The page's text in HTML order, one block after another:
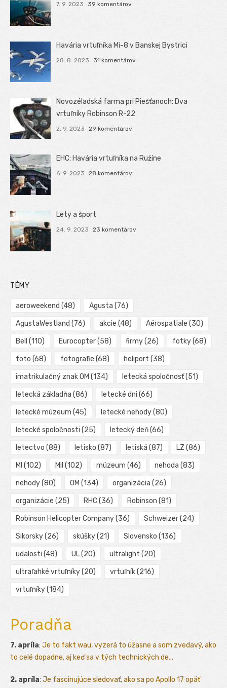
7. 9. 2023 39 komentárov
Havária vrtuľníka Mi-8 v Banskej Bystrici
28. 8. 2023 31 komentárov
Novozéladská farma pri Piešťanoch: Dva
vrtuľníky Robinson R-22
2. 9. 2023 29 komentárov
EHC: Havária vrtuľníka na Ružíne
6. 9. 2023 28 komentárov
Lety a šport
24. 9. 2023 23 komentárov
TÉMY
aeroweekend (48) Agusta (76)
AgustaWestland (76) akcie (48) Aérospatiale (30)
Bell (110) Eurocopter(58) firmy(26) fotky(68)
foto (68) fotografie (68) heliport (38)
imatrikulačný znak OM (134) letecká spoločnosť(51)
letecká základňa (86) letecké dni (66)
letecké múzeum (45) letecké nehody(80)
letecké spoločnosti (25) letecký deň(66)
letectvo (88) letisko (87) letiská (87) LZ (86)
MI (102) Mil (102) múzeum (46) nehoda (83)
nehody(80) OM (134) organizácia (26)
organizácie (25) RHC(36) Robinson (81)
Robinson Helicopter Company(36) Schweizer(24)
Sikorsky(26) skúšky(21) Slovensko (136)
udalosti (48) UL(20) ultralight (20)
ultraľahké vrtuľníky(20) vrtuľník(216)
vrtuľníky(184)
Poradňa
7. apríla: Je to fakt wau, vyzerá to úžasne a som zvedavý, ako
to celé dopadne, aj keď sa v tých technických de...
2. apríla: Je fascinujúce sledovať, ako sa po Apollo 17 opäť